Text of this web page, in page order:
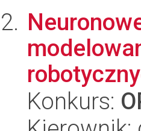
Konkurs: